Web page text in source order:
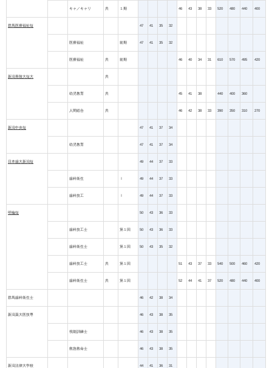
キャ／キャリ 共 １期 46 43 38 33 520 480 440 400
群馬医療福祉短 47 41 35 32
医療福祉 前期 47 41 35 32
医療福祉 共 前期 46 40 34 31 610 570 495 420
新潟青陵大短大 共
幼児教育 共 45 41 38 440 400 360
人間総合 共 46 42 38 33 390 350 310 270
新潟中央短 47 41 37 34
幼児教育 47 41 37 34
日本歯大新潟短 49 44 37 33
歯科衛生 Ⅰ 49 44 37 33
歯科技工 Ⅰ 49 44 37 33
明倫短 50 43 36 33
歯科技工士 第１回 50 43 36 33
歯科衛生士 第１回 50 43 35 32
歯科技工士 共 第１回 51 43 37 33 540 500 460 420
歯科衛生士 共 第１回 52 44 41 37 520 480 440 400
群馬歯科衛生士 46 42 38 34
新潟薬大医技専 46 43 38 35
視能訓練士 46 43 38 35
救急救命士 46 43 38 35
新潟法律大学校 44 41 36 31